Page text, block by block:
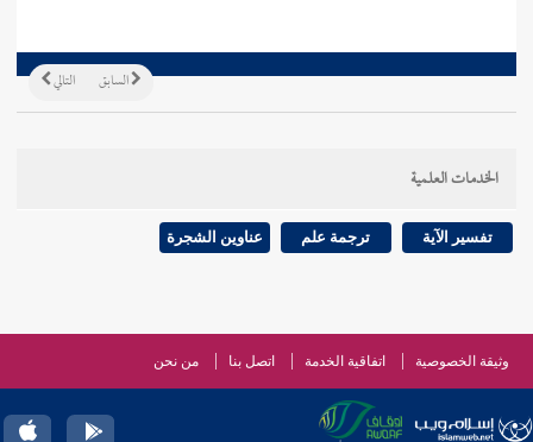
التالي السابق
الخدمات العلمية
تفسير الآية ترجمة علم عناوين الشجرة
وثيقة الخصوصية اتفاقية الخدمة اتصل بنا من نحن